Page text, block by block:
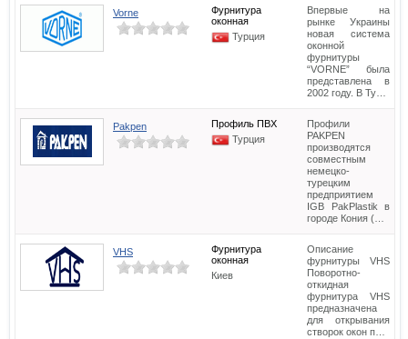
Vorne
Фурнитура
оконная
Турция
Впервые на
рынке Украины
новая система
оконной
фурнитуры
“VORNE” была
представлена в
2002 году. В Ту…
Pakpen
Профиль ПВХ
Турция
Профили
PAKPEN
производятся
совместным
немецко-
турецким
предприятием
IGB PakPlastik в
городе Кония (…
VHS
Фурнитура
оконная
Киев
Описание
фурнитуры VHS
Поворотно-
откидная
фурнитура VHS
предназначена
для открывания
створок окон п…